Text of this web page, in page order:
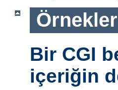
Örnekler
Bir CGI
içeriğin